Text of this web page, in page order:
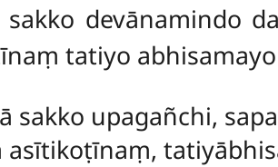
sakko devānamindo
tatiyo
sakko upagañchi,
asītikoṭīnaṃ,